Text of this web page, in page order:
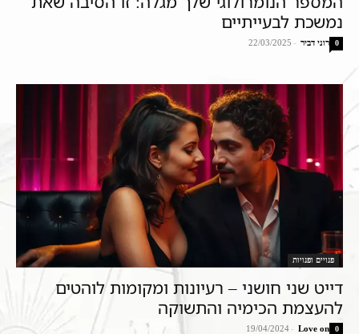
נמשכת לבעייתיים​
רוני דביר -
22/03/2025 0
פנויים ופנויות
דייט שני חושני – רעיונות ומקומות לוהטים
להעצמת הכימיה והתשוקה
Love on
-
19/04/2024 0